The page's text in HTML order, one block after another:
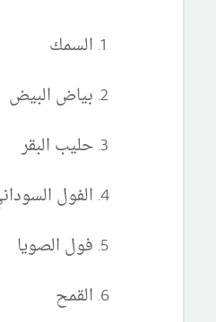
السمك
بياض البيض
حليب البقر
الفول
فول الصويا
القمح